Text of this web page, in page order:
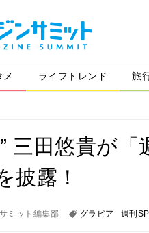
メ ライフトレンド 旅
三田悠貴が
披露！
ミット編集部 グラビア 週刊